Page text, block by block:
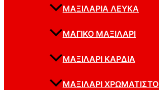
ΜΑΞΙΛΆΡΙΑ ΛΕΥΚΆ
ΜΑΓΙΚΌ ΜΑΞΙΛΆΡΙ
ΜΑΞΙΛΆΡΙ ΚΑΡΔΙΆ
ΜΑΞΙΛΆΡΙ ΧΡΩΜΑΤΙΣΤΟ